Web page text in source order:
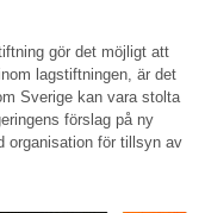
gör det möjligt att
lagstiftningen, är det
Sverige kan vara stolta
förslag på ny
organisation för tillsyn av